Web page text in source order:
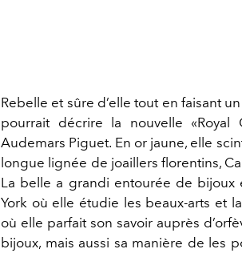
Rebelle et sûre d’elle tout en faisant
pourrait décrire la nouvelle
Audemars Piguet. En or jaune, elle
longue lignée de joaillers florentins,
La belle a grandi entourée de
York où elle étudie les beaux-arts et
où elle parfait son savoir auprès
bijoux, mais aussi sa manière de les